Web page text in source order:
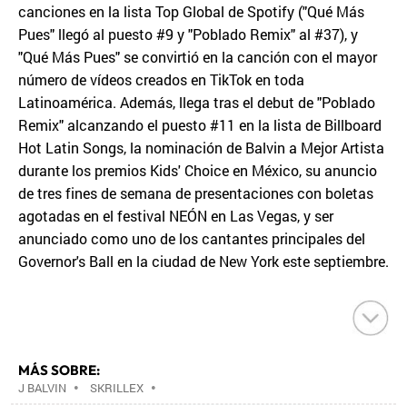
canciones en la lista Top Global de Spotify ("Qué Más
Pues" llegó al puesto #9 y "Poblado Remix" al #37), y
"Qué Más Pues" se convirtió en la canción con el mayor
número de vídeos creados en TikTok en toda
Latinoamérica. Además, llega tras el debut de "Poblado
Remix" alcanzando el puesto #11 en la lista de Billboard
Hot Latin Songs, la nominación de Balvin a Mejor Artista
durante los premios Kids' Choice en México, su anuncio
de tres fines de semana de presentaciones con boletas
agotadas en el festival NEÓN en Las Vegas, y ser
anunciado como uno de los cantantes principales del
Governor's Ball en la ciudad de New York este septiembre.
MÁS SOBRE:
J BALVIN • SKRILLEX •